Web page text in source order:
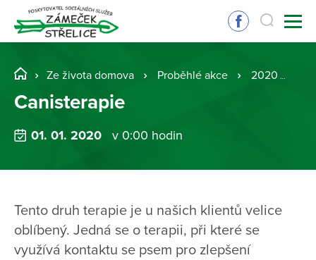
Ze života domova Proběhlé akce 2020
Canisterapie
01. 01. 2020 v 0:00 hodin
Tento druh terapie je u našich klientů velice
oblíbený. Jedná se o terapii, při které se
využívá kontaktu se psem pro zlepšení